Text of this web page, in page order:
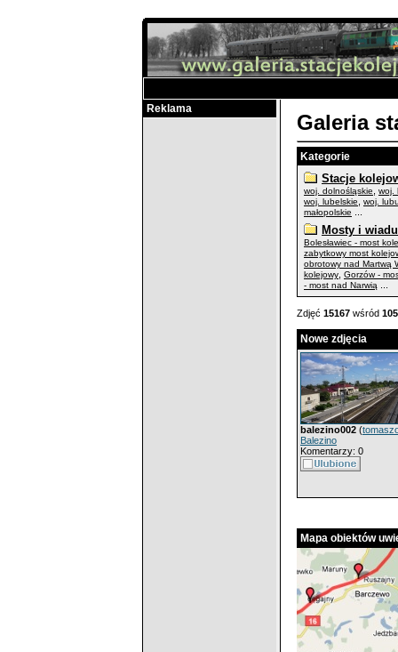
Reklama
Galeria
Kategorie
Stacje
woj. dolnośląskie
woj.
woj. lubelskie
woj.
małopolskie
Mosty i
Bolesławiec - most
zabytkowy most
obrotowy nad Martwą
kolejowy Gorzów -
- most nad Narwią
Zdjęć 15167 wśród
Nowe zdjęcia
balezino002 (
Balezino
Komentarzy: 0
Mapa obiektów